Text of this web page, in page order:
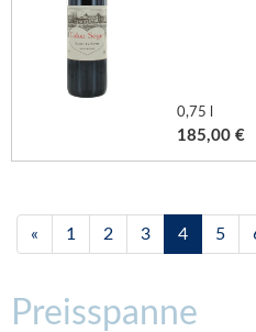
0,75 l
185,00 €
« 1 2 3 4 5
Preisspanne